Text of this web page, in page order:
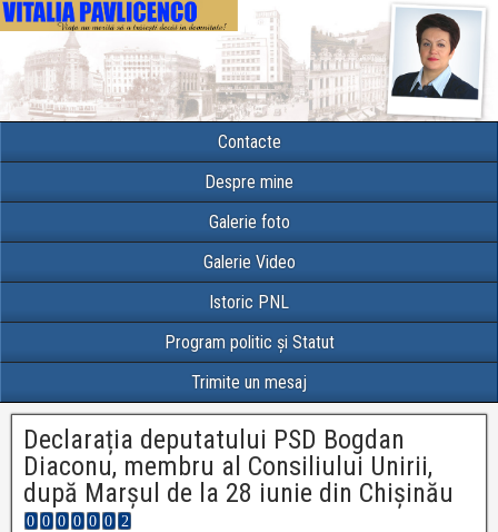
Contacte
Despre mine
Galerie foto
Galerie Video
Istoric PNL
Program politic și Statut
Trimite un mesaj
Declarația deputatului PSD Bogdan
Diaconu, membru al Consiliului Unirii,
după Marșul de la 28 iunie din Chișinău